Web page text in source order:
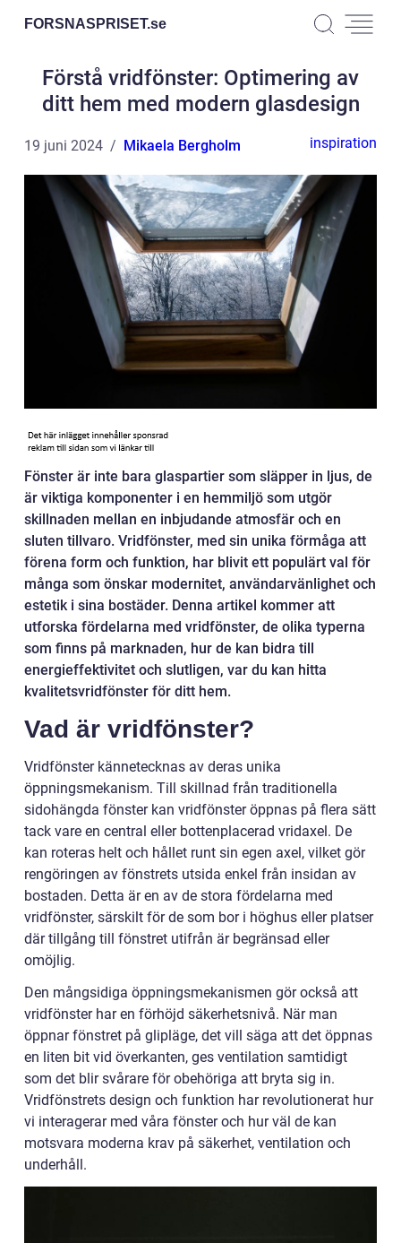
FORSNASPRISET.se
Förstå vridfönster: Optimering av
ditt hem med modern glasdesign
19 juni 2024 Mikaela Bergholm inspiration
Fönster är inte bara glaspartier som släpper in ljus, de
är viktiga komponenter i en hemmiljö som utgör
skillnaden mellan en inbjudande atmosfär och en
sluten tillvaro. Vridfönster, med sin unika förmåga att
förena form och funktion, har blivit ett populärt val för
många som önskar modernitet, användarvänlighet och
estetik i sina bostäder. Denna artikel kommer att
utforska fördelarna med vridfönster, de olika typerna
som finns på marknaden, hur de kan bidra till
energieffektivitet och slutligen, var du kan hitta
kvalitetsvridfönster för ditt hem.
Vad är vridfönster?
Vridfönster kännetecknas av deras unika
öppningsmekanism. Till skillnad från traditionella
sidohängda fönster kan vridfönster öppnas på flera sätt
tack vare en central eller bottenplacerad vridaxel. De
kan roteras helt och hållet runt sin egen axel, vilket gör
rengöringen av fönstrets utsida enkel från insidan av
bostaden. Detta är en av de stora fördelarna med
vridfönster, särskilt för de som bor i höghus eller platser
där tillgång till fönstret utifrån är begränsad eller
omöjlig.
Den mångsidiga öppningsmekanismen gör också att
vridfönster har en förhöjd säkerhetsnivå. När man
öppnar fönstret på glipläge, det vill säga att det öppnas
en liten bit vid överkanten, ges ventilation samtidigt
som det blir svårare för obehöriga att bryta sig in.
Vridfönstrets design och funktion har revolutionerat hur
vi interagerar med våra fönster och hur väl de kan
motsvara moderna krav på säkerhet, ventilation och
underhåll.